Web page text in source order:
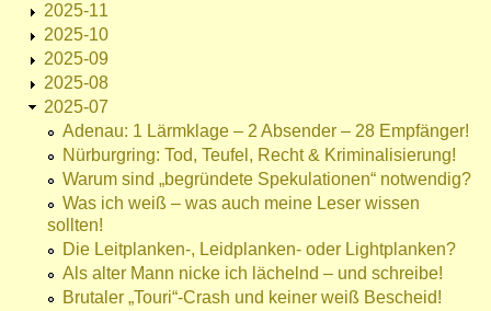
2025-11
2025-10
2025-09
2025-08
2025-07
Adenau: 1 Lärmklage – 2 Absender – 28 Empfänger!
Nürburgring: Tod, Teufel, Recht & Kriminalisierung!
Warum sind „begründete Spekulationen“ notwendig?
Was ich weiß – was auch meine Leser wissen
sollten!
Die Leitplanken-, Leidplanken- oder Lightplanken?
Als alter Mann nicke ich lächelnd – und schreibe!
Brutaler „Touri“-Crash und keiner weiß Bescheid!